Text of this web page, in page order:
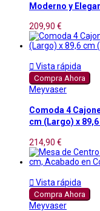
Moderno y
209,90 €
 Vista rápida
Compra Ahora
Meyvaser
Comoda 4
cm (Largo) x
214,90 €
 Vista rápida
Compra Ahora
Meyvaser